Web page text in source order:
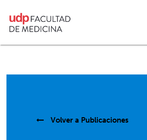
Volver a Publicaciones